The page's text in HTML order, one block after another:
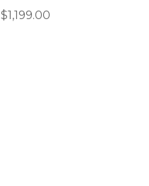
$1,199.00